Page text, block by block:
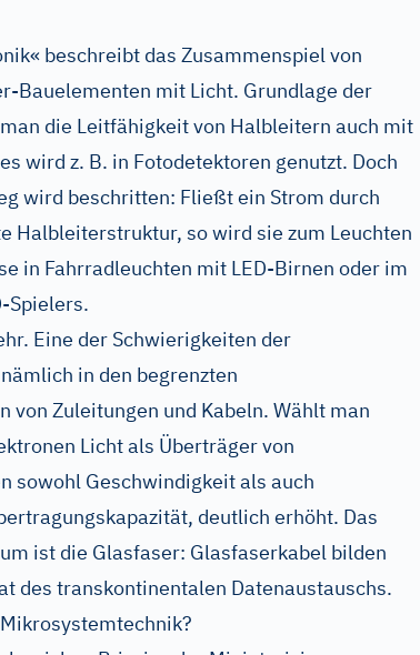
beschreibt das Zusammenspiel von
Bauelementen mit Licht. Grundlage der
die Leitfähigkeit von Halbleitern auch mit
wird z. B. in Fotodetektoren genutzt. Doch
wird beschritten: Fließt ein Strom durch
Halbleiterstruktur, so wird sie zum Leuchten
in Fahrradleuchten mit LED-Birnen oder im
Spielers.
Eine der Schwierigkeiten der
in den begrenzten
von Zuleitungen und Kabeln. Wählt man
Licht als Überträger von
sowohl Geschwindigkeit als auch
deutlich erhöht. Das
ist die Glasfaser: Glasfaserkabel bilden
des transkontinentalen Datenaustauschs.